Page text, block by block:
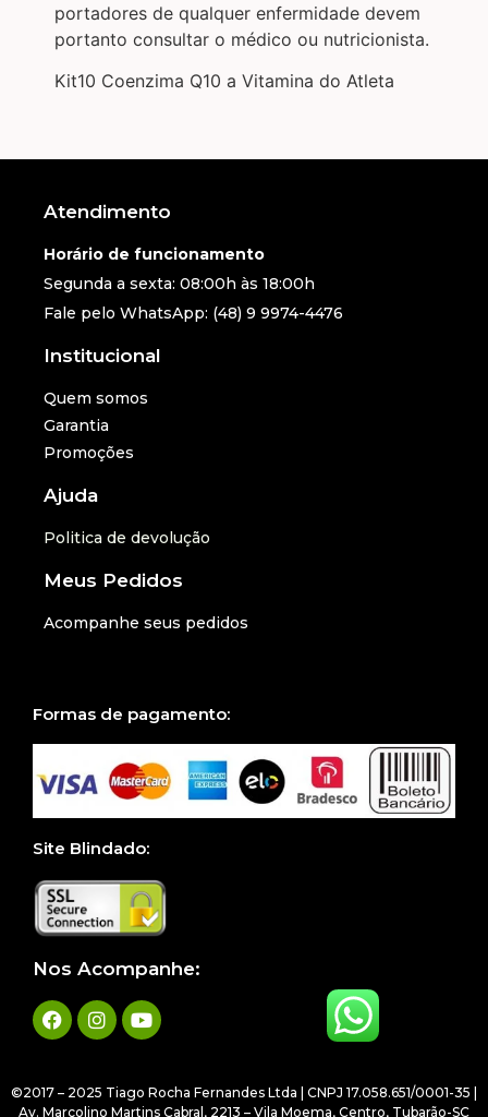
portadores de qualquer enfermidade devem
portanto consultar o médico ou nutricionista.
Kit10 Coenzima Q10 a Vitamina do Atleta
Atendimento
Horário de funcionamento
Segunda a sexta: 08:00h às 18:00h
Fale pelo WhatsApp: (48) 9 9974-4476
Institucional
Quem somos
Garantia
Promoções
Ajuda
Politica de devolução
Meus Pedidos
Acompanhe seus pedidos
Formas de pagamento:
Site Blindado:
Nos Acompanhe:
©2017 – 2025 Tiago Rocha Fernandes Ltda | CNPJ 17.058.651/0001-35 |
Av. Marcolino Martins Cabral, 2213 – Vila Moema, Centro, Tubarão-SC